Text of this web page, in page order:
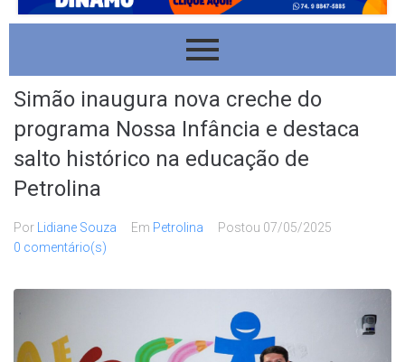
Simão inaugura nova creche do
programa Nossa Infância e destaca
salto histórico na educação de
Petrolina
Por Lidiane Souza Em Petrolina Postou 07/05/2025
0 comentário(s)